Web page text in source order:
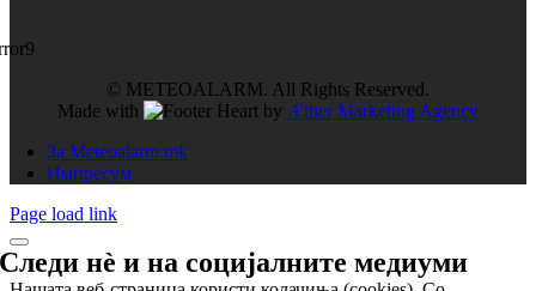
© METEOALARM. All Rights Reserved.
Made with
by Æther Marketing Agency
За Meteoalarm.mk
Импресум
Page load link
Следи нѐ и насоцијалните медиуми